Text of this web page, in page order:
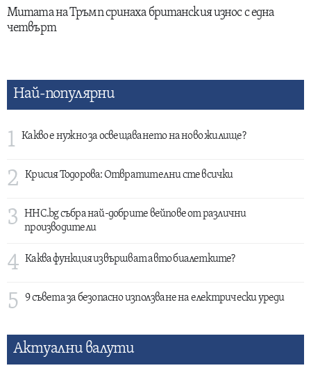
Митата на Тръмп сринаха британския износ с една
четвърт
Най-популярни
1 Какво е нужно за освещаването на ново жилище?
2 Крисия Тодорова: Отвратителни сте всички
3
HHC.bg събра най-добрите вейпове от различни
производители
4 Каква функция извършват авто биалетките?
5 9 съвета за безопасно използване на електрически уреди
Актуални валути